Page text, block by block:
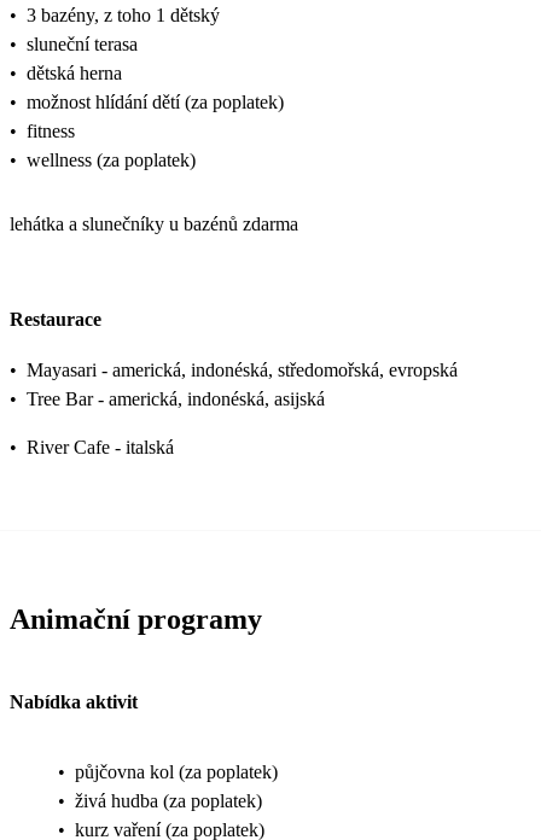
• 3 bazény, z toho 1 dětský
• sluneční terasa
• dětská herna
• možnost hlídání dětí (za poplatek)
• fitness
• wellness (za poplatek)
lehátka a slunečníky u bazénů zdarma
Restaurace
• Mayasari - americká, indonéská, středomořská, evropská
• Tree Bar - americká, indonéská, asijská
• River Cafe - italská
Animační programy
Nabídka aktivit
• půjčovna kol (za poplatek)
• živá hudba (za poplatek)
• kurz vaření (za poplatek)